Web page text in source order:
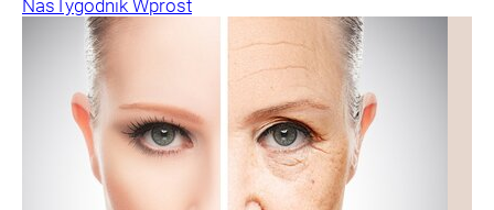
Nas Tygodnik Wprost